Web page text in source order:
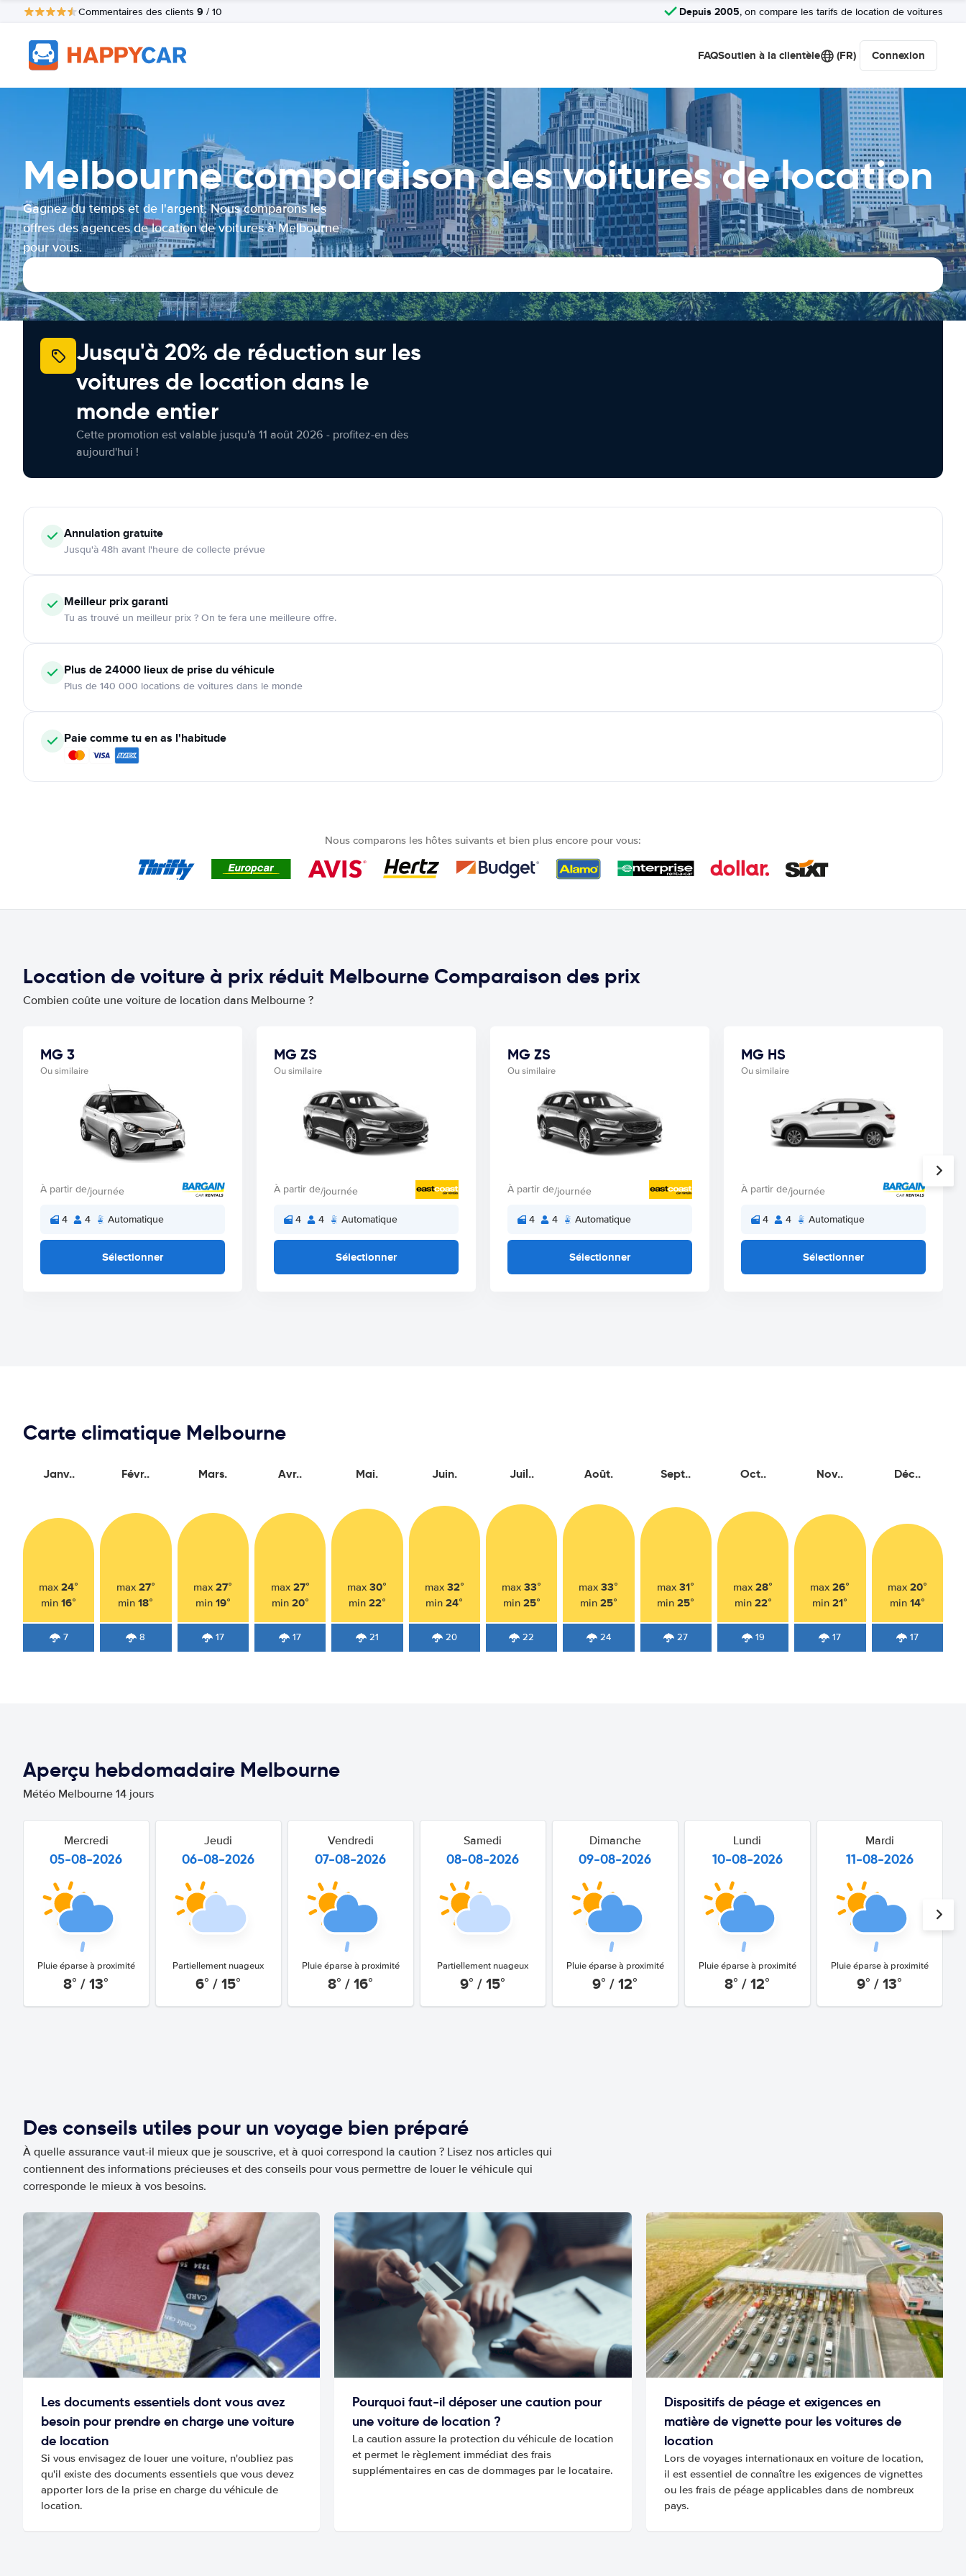
Commentaires des clients 9 / 10 Depuis 2005, on compare les tarifs de location de voitures
FAQSoutien à la clientèle (FR) Connexion
Melbourne comparaison des voitures de location
Gagnez du temps et de l'argent. Nous comparons les
offres des agences de location de voitures à Melbourne
pour vous.
Jusqu'à 20% de réduction sur les
voitures de location dans le
monde entier
Cette promotion est valable jusqu'à 11 août 2026 - profitez-en dès
aujourd'hui !
Annulationgratuite
Jusqu'à 48h avant l'heure de collecte prévue
Meilleur prix garanti
Tu as trouvé un meilleur prix ? On te fera une meilleure offre.
Plus de 24000 lieux de prise du véhicule
Plus de 140 000 locations de voitures dans le monde
Paie comme tu en as l'habitude
Nous comparons les hôtes suivants et bien plus encore pour vous:
Location de voiture à prix réduit Melbourne Comparaison des prix
Combien coûte une voiture de location dans Melbourne ?
MG 3
Ou similaire
À partir de/journée
4 4 Automatique
Sélectionner
MG ZS
Ou similaire
À partir de/journée
4 4 Automatique
Sélectionner
MG ZS
Ou similaire
À partir de/journée
4 4 Automatique
Sélectionner
MG HS
Ou similaire
À partir de/journée
4 4 Automatique
Sélectionner
Carte climatique Melbourne
Janv..
max24°
min16°
7
Févr..
max 27°
min18°
8
Mars.
max27°
min 19°
17
Avr..
max 27°
min 20°
17
Mai.
max30°
min 22°
21
Juin.
max 32°
min24°
20
Juil..
max33°
min 25°
22
Août.
max33°
min 25°
24
Sept..
max31°
min25°
27
Oct..
max28°
min 22°
19
Nov..
max26°
min21°
17
Déc..
max 20°
min 14°
17
Aperçu hebdomadaire Melbourne
Météo Melbourne 14 jours
Mercredi
05-08-2026
Pluie éparse à proximité
8° / 13°
Jeudi
06-08-2026
Partiellement nuageux
6° / 15°
Vendredi
07-08-2026
Pluie éparse à proximité
8° / 16°
Samedi
08-08-2026
Partiellement nuageux
9° / 15°
Dimanche
09-08-2026
Pluie éparse à proximité
9° / 12°
Lundi
10-08-2026
Pluie éparse à proximité
8° / 12°
Mardi
11-08-2026
Pluie éparse à proximité
9° / 13°
Des conseils utiles pour un voyage bien préparé
À quelle assurance vaut-il mieux que je souscrive, et à quoi correspond la caution ? Lisez nos articles qui
contiennent des informations précieuses et des conseils pour vous permettre de louer le véhicule qui
corresponde le mieux à vos besoins.
Les documents essentiels dont vous avez
besoin pour prendre en charge une voiture
de location
Si vous envisagez de louer une voiture, n'oubliez pas
qu'il existe des documents essentiels que vous devez
apporter lors de la prise en charge du véhicule de
location.
Pourquoi faut-il déposer une caution pour
une voiture de location ?
La caution assure la protection du véhicule de location
et permet le règlement immédiat des frais
supplémentaires en cas de dommages par le locataire.
Dispositifs de péage et exigences en
matière de vignette pour les voitures de
location
Lors de voyages internationaux en voiture de location,
il est essentiel de connaître les exigences de vignettes
ou les frais de péage applicables dans de nombreux
pays.